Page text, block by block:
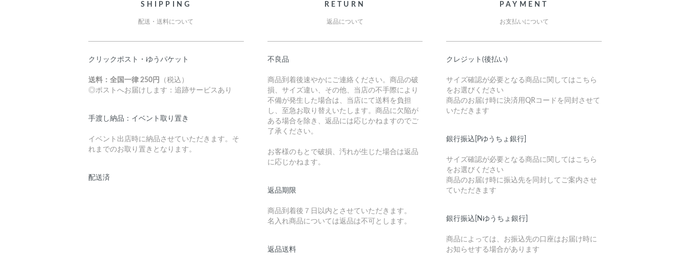
SHIPPING
配送・送料について
クリックポスト・ゆうパケット
送料：全国一律 250円
（税込）
◎ポストへお届けします：追跡サービスあり
手渡し納品：イベント取り置き
イベント出店時に納品させていただきます。そ
れまでのお取り置きとなります。
配送済
RETURN
返品について
不良品
商品到着後速やかにご連絡ください。商品の破
損、サイズ違い、その他、当店の不手際により
不備が発生した場合は、当店にて送料を負担
し、至急お取り替えいたします。商品に欠陥が
ある場合を除き、返品には応じかねますのでご
了承ください。
お客様のもとで破損、汚れが生じた場合は返品
に応じかねます。
返品期限
商品到着後７日以内とさせていただきます。
名入れ商品については返品は不可とします。
返品送料
PAYMENT
お支払いについて
クレジット(後払い)
サイズ確認が必要となる商品に関してはこちら
をお選びください
商品のお届け時に決済用QRコードを同封させて
いただきます
銀行振込[Pゆうちょ銀行]
サイズ確認が必要となる商品に関してはこちら
をお選びください
商品のお届け時に振込先を同封してご案内させ
ていただきます
銀行振込[Nゆうちょ銀行]
商品によっては、お振込先の口座はお届け時に
お知らせする場合があります